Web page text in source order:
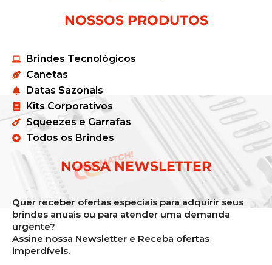
NOSSOS PRODUTOS
Brindes Tecnológicos
Canetas
Datas Sazonais
Kits Corporativos
Squeezes e Garrafas
Todos os Brindes
NOSSA NEWSLETTER
Quer receber ofertas especiais para adquirir seus
brindes anuais ou para atender uma demanda
urgente?
Assine nossa Newsletter e Receba ofertas
imperdíveis.